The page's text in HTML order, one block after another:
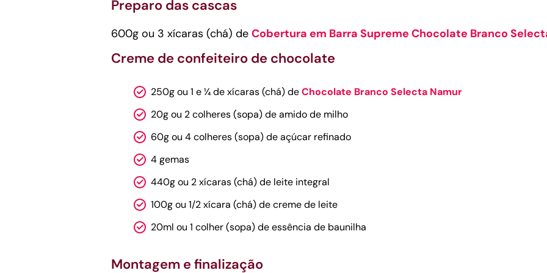
Preparo das cascas
600g ou 3 xícaras (chá) de Cobertura em Barra Supreme Chocolate Branco
Creme de confeiteiro de chocolate
250g ou 1 e ¼ de xícaras (chá) deChocolate Branco Selecta Namur
20g ou 2 colheres (sopa) de amido de milho
60g ou 4 colheres (sopa) de açúcar refinado
4 gemas
440g ou 2 xícaras (chá) de leite integral
100g ou 1/2 xícara (chá) de creme de leite
20ml ou 1 colher (sopa) de essência de baunilha
Montagem e finalização